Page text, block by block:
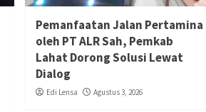
Pemanfaatan Jalan Pertamina
oleh PT ALR Sah, Pemkab
Lahat Dorong Solusi Lewat
Dialog
Edi Lensa Agustus 3, 2026